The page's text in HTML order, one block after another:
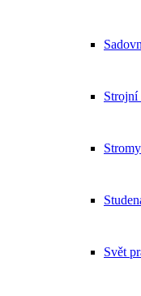
Strojní
Svět